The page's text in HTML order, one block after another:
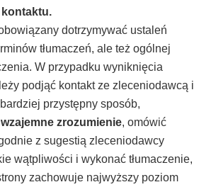
dotrzymywać ustaleń
tłumaczeń, ale też ogólnej
W przypadku wyniknięcia
podjąć kontakt ze zleceniodawcą i
przystępny sposób,
zrozumienie, omówić
z sugestią zleceniodawcy
wątpliwości i wykonać tłumaczenie,
zachowuje najwyższy poziom